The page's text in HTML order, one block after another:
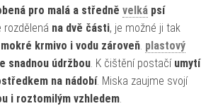
pro malá a středně velká psí
rozdělená na dvě části, je možné ji tak
krmivo i vodu zároveň. plastový
snadnou údržbou. K čištění postačí umytí
na nádobí. Miska zaujme svojí
i roztomilým vzhledem.